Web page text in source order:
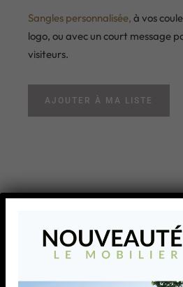
Sangles personnalisée, à vos
logo, ou avec un court message
visiteurs.
AJOUTER À MA LISTE